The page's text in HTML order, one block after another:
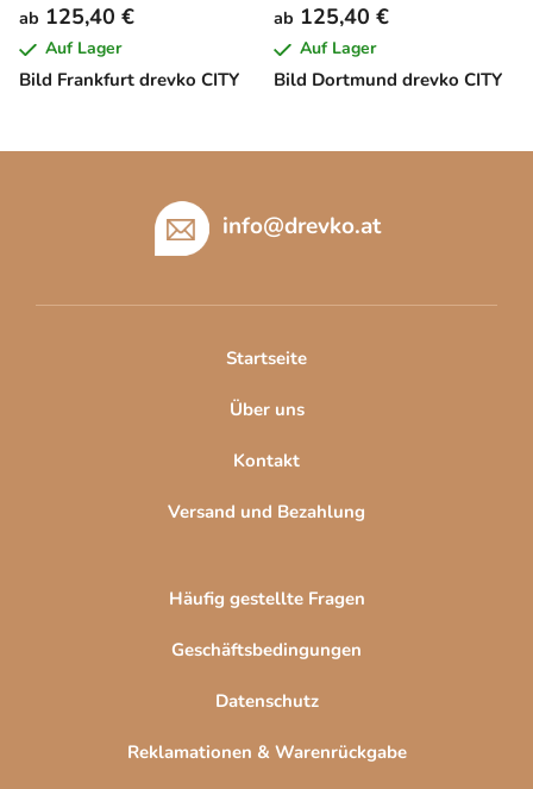
Bild Frankfurt drevko CITY
ab 125,40 €
Auf Lager
Bild Dortmund drevko CITY
ab 125,40 €
Auf Lager
info@drevko.at
Startseite
Über uns
Kontakt
Versand und Bezahlung
Häufig gestellte Fragen
Geschäftsbedingungen
Datenschutz
Reklamationen & Warenrückgabe